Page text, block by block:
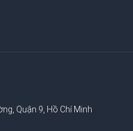
Quận 9, Hồ Chí Minh